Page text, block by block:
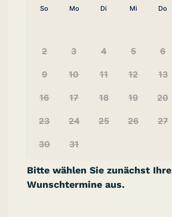
So Mo Di Mi Do
2 3 4 5 6
9 10 11 12 13
16 17 18 19 20
23 24 25 26 27
30 31
Bitte wählen Sie zunächst Ihre
Wunschtermine aus.